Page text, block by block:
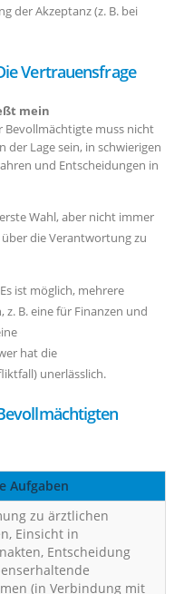
der Akzeptanz (z. B. bei
Vertrauensfrage
mein
Bevollmächtigte muss nicht
Lage sein, in schwierigen
und Entscheidungen in
Wahl, aber nicht immer
die Verantwortung zu
ist möglich, mehrere
B. eine für Finanzen und
hat die
unerlässlich.
Aufgaben
zu ärztlichen
Einsicht in
Entscheidung
(in Verbindung mit